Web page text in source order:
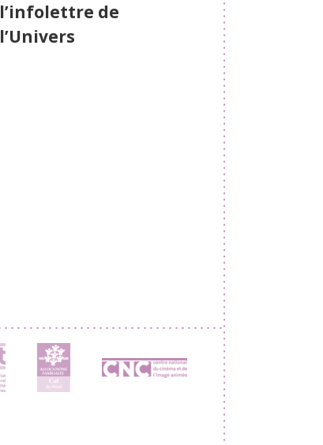
l’infolettre de
l’Univers